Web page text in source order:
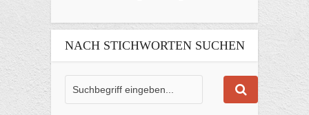
NACH STICHWORTEN SUCHEN